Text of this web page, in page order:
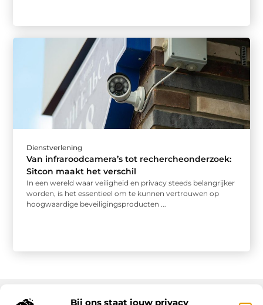
Bij ons staat jouw privacy
Dienstverlening
Van infraroodcamera’s tot rechercheonderzoek:
Sitcon maakt het verschil
In een wereld waar veiligheid en privacy steeds belangrijker
worden, is het essentieel om te kunnen vertrouwen op
hoogwaardige beveiligingsproducten ...